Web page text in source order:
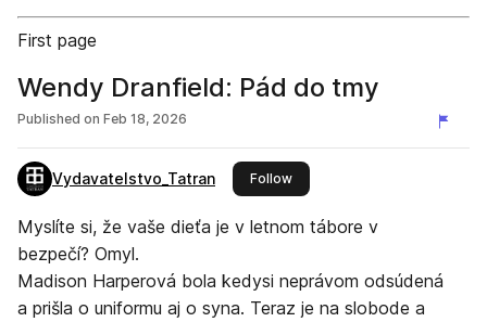
First page
Wendy Dranfield: Pád do tmy
Published on Feb 18, 2026
Vydavatelstvo_Tatran Followthis publisher
Myslíte si, že vaše dieťa je v letnom tábore v
bezpečí? Omyl.
Madison Harperová bola kedysi neprávom odsúdená
a prišla o uniformu aj o syna. Teraz je na slobode a